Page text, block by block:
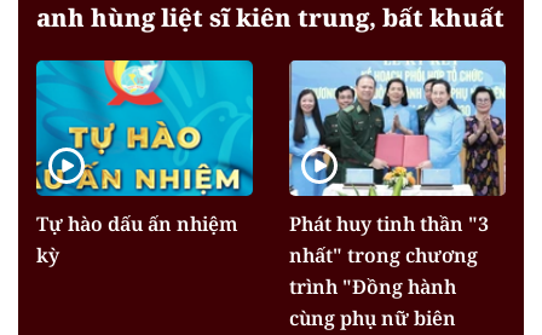
anh hùng liệt sĩ kiên trung, bất khuất
Tự hào dấu ấn nhiệm
kỳ
Phát huy tinh thần "3
nhất" trong chương
trình "Đồng hành
cùng phụ nữ biên